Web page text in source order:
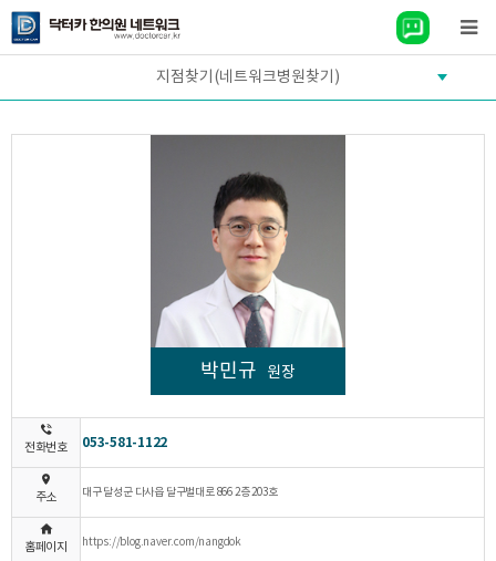
지점찾기(네트워크병원찾기)
박민규 원장
전화번호 053-581-1122
주소 대구 달성군 다사읍 달구벌대로 866 2층 203호
홈페이지 https://blog.naver.com/nangdok